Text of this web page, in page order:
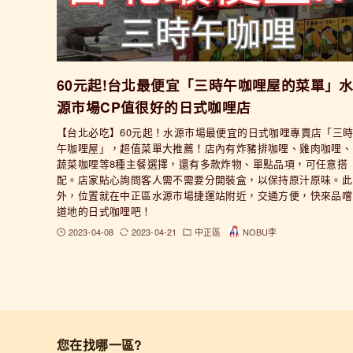
60元起!台北最便宜「三時午咖哩屋的菜單」水
源市場CP值很好的日式咖哩店
【台北必吃】60元起！水源市場最便宜的日式咖哩專賣店「三時
午咖哩屋」，超值菜單大推薦！店內有炸豬排咖哩、雞肉咖哩、
蔬菜咖哩等8種主餐選擇，還有多款炸物、單點品項，可任意搭
配。店家貼心詢問客人需不需要分開裝盒，以保持原汁原味。此
外，位置就在中正區水源市場捷運站附近，交通方便，快來品嚐
道地的日式咖哩吧！
2023-04-08 2023-04-21 中正區 NOBU李
您在找哪一區?